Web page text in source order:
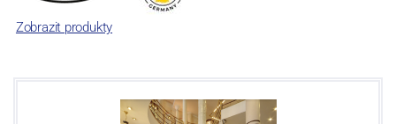
Zobrazit produkty